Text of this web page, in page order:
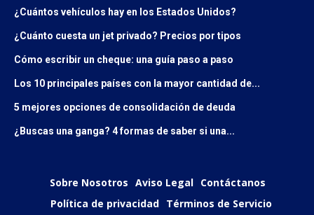
¿Cuántos vehículos hay en los Estados Unidos?
¿Cuánto cuesta un jet privado? Precios por tipos
Cómo escribir un cheque: una guía paso a paso
Los 10 principales países con la mayor cantidad de...
5 mejores opciones de consolidación de deuda
¿Buscas una ganga? 4 formas de saber si una...
Sobre Nosotros Aviso Legal Contáctanos
Política de privacidad Términos de Servicio